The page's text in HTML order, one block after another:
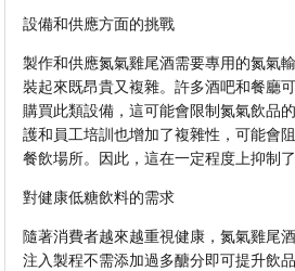
設備和供應方面的挑戰
製作和供應氮氣雞尾酒需要專用的氮氣
裝起來既昂貴又複雜。許多酒吧和餐廳
購買此類設備，這可能會限制氮氣飲品
護和員工培訓也增加了複雜性，可能會
餐飲場所。因此，這在一定程度上抑制了
對健康低糖飲料的需求
隨著消費者越來越重視健康，氮氣雞尾
注入製程不需添加過多醣分即可提升飲